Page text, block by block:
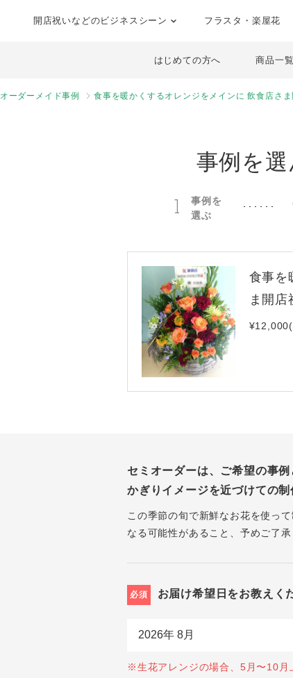
開店祝いなどのビジネスシーン フラスタ・楽屋花
はじめての方へ 商品一覧
オーダーメイド事例 食事を暖かくするオレンジをメインに 飲食店さ
事例を
1
事例を
選ぶ
食事を
ま開店
セミオーダーは、ご希望の事
かぎりイメージを近づけての制
この季節の旬で新鮮なお花を使っ
なる可能性があること、予めご了承
必須 お届け希望日をお教えく
※生花アレンジの場合、5月〜10月